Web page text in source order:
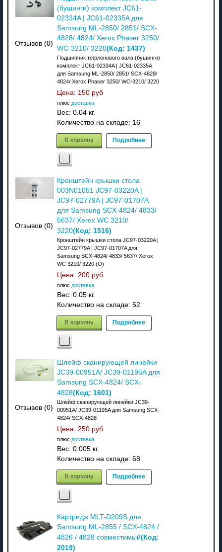
Отзывов (0)
(бушинги) комплект JC61-
02334A | JC61-02335A для
Samsung ML-2850/ 2851/ SCX-
4828/ 4824/ Xerox Phaser 3250/
WC-3210/ 3220(Код: 1437)
Подшипник тефлонового вала (бушинги)
комплект JC61-02334A | JC61-02335A
для Samsung ML-2850/ 2851/ SCX-4828/
4824/ Xerox Phaser 3250/ WC-3210/ 3220
Цена: 150 руб
плюс доставка
Вес: 0.04 кг.
Количество на складе: 16
В корзину Подробнее
Отзывов (0)
Кронштейн крышки стола
003N01051 JC97-03220A |
JC97-02779A | JC97-01707A
для Samsung SCX-4824/ 4833/
5637/ Xerox WC 3210/
3220(Код: 1516)
Кронштейн крышки стола JC97-03220A |
JC97-02779A | JC97-01707A для
Samsung SCX-4824/ 4833/ 5637/ Xerox
WC 3210/ 3220 (О)
Цена: 200 руб
плюс доставка
Вес: 0.05 кг.
Количество на складе: 52
В корзину Подробнее
Отзывов (0)
Шлейф сканирующей линейки
JC39-00951A/ JC39-01195A для
Samsung SCX-4824/ SCX-
4828(Код: 1601)
Шлейф сканирующей линейки JC39-
00951A/ JC39-01195A для Samsung SCX-
4824/ SCX-4828
Цена: 250 руб
плюс доставка
Вес: 0.005 кг.
Количество на складе: 68
В корзину Подробнее
Картридж MLT-D209S для
Samsung ML-2855 / SCX-4824 /
4826 / 4828 совместимый(Код:
2019)